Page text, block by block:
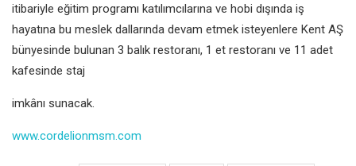
itibariyle eğitim programı katılımcılarına ve hobi dışında iş
hayatına bu meslek dallarında devam etmek isteyenlere Kent AŞ
bünyesinde bulunan 3 balık restoranı, 1 et restoranı ve 11 adet
kafesinde staj
imkânı sunacak.
www.cordelionmsm.com